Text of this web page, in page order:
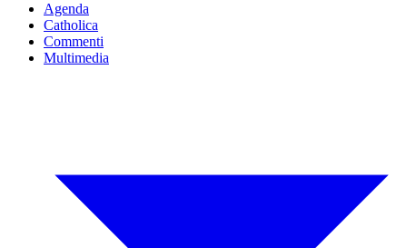
Agenda
Catholica
Commenti
Multimedia